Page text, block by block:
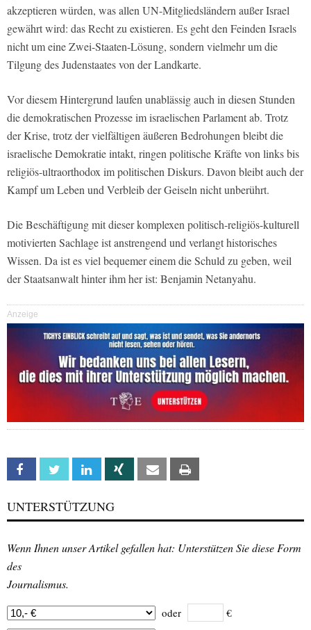
akzeptieren würden, was allen UN-Mitgliedsländern außer Israel
gewährt wird: das Recht zu existieren. Es geht den Feinden Israels
nicht um eine Zwei-Staaten-Lösung, sondern vielmehr um die
Tilgung des Judenstaates von der Landkarte.
Vor diesem Hintergrund laufen unablässig auch in diesen Stunden
die demokratischen Prozesse im israelischen Parlament ab. Trotz
der Krise, trotz der vielfältigen äußeren Bedrohungen bleibt die
israelische Demokratie intakt, ringen politische Kräfte von links bis
religiös-ultraorthodox im politischen Diskurs. Davon bleibt auch der
Kampf um Leben und Verbleib der Geiseln nicht unberührt.
Die Beschäftigung mit dieser komplexen politisch-religiös-kulturell
motivierten Sachlage ist anstrengend und verlangt historisches
Wissen. Da ist es viel bequemer einem die Schuld zu geben, weil
der Staatsanwalt hinter ihm her ist: Benjamin Netanyahu.
Anzeige
Facebook Twitter Linkedin Xing Email
UNTERSTÜTZUNG
Wenn Ihnen unser Artikel gefallen hat: Unterstützen Sie diese Form
des
Journalismus.
oder €